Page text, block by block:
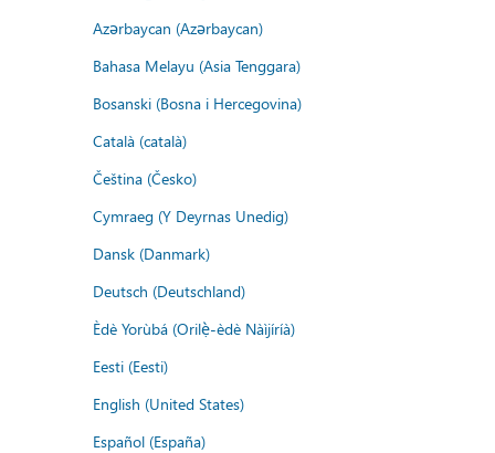
Azərbaycan (Azərbaycan)
Bahasa Melayu (Asia Tenggara)
Bosanski (Bosna i Hercegovina)
Català (català)
Čeština (Česko)
Cymraeg (Y Deyrnas Unedig)
Dansk (Danmark)
Deutsch (Deutschland)
Èdè Yorùbá (Orilẹ̀-èdè Nàìjíríà)
Eesti (Eesti)
English (United States)
Español (España)